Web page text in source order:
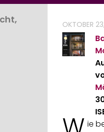
OKTOBER
ie